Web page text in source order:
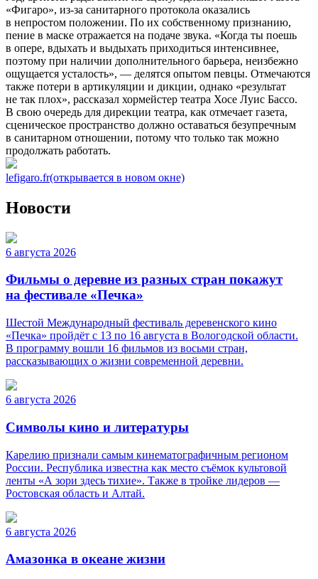
«Фигаро», из-за санитарного протокола оказались
в непростом положении. По их собственному признанию,
пение в маске отражается на подаче звука. «Когда ты поешь
в опере, вдыхать и выдыхать приходиться интенсивнее,
поэтому при наличии дополнительного барьера, неизбежно
ощущается усталость», — делятся опытом певцы. Отмечаются
также потери в артикуляции и дикции, однако «результат
не так плох», рассказал хормейстер театра Хосе Луис Бассо.
В свою очередь для дирекции театра, как отмечает газета,
сценическое пространство должно оставаться безупречным
в санитарном отношении, потому что только так можно
продолжать работать.
lefigaro.fr(открывается в новом окне)
Новости
6 августа 2026
Фильмы о деревне из разных стран покажут
на фестивале «Печка»
Шестой Международный фестиваль деревенского кино
«Печка» пройдёт с 13 по 16 августа в Вологодской области.
В программу вошли 16 фильмов из восьми стран,
рассказывающих о жизни современной деревни.
6 августа 2026
Символы кино и литературы
Карелию признали самым кинематографичным регионом
России. Республика известна как место съёмок культовой
ленты «А зори здесь тихие». Также в тройке лидеров —
Ростовская область и Алтай.
6 августа 2026
Амазонка в океане жизни